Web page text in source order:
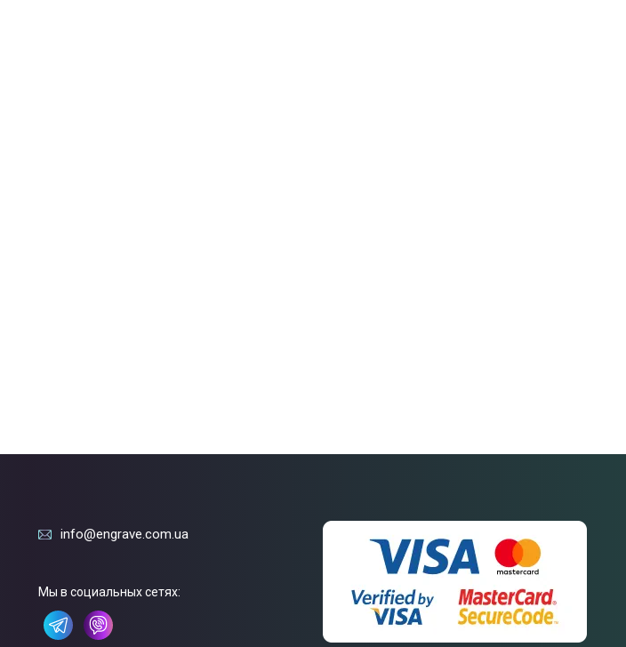
info@engrave.com.ua
Мы в социальных сетях:
Связаться
с нами